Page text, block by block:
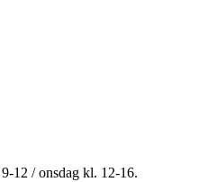
12 / onsdag kl. 12-16.